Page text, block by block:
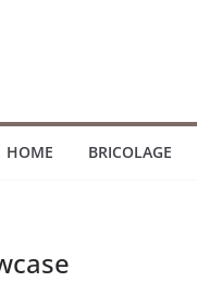
HOME BRICOLAGE